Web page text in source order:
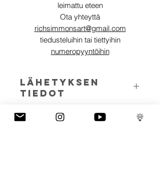
leimattu eteen
Ota yhteyttä
richsimmonsart@gmail.com
tiedusteluihin tai tiettyihin
numeropyyntöihin
LÄHETYKSEN
TIEDOT
Kappaleita voidaan lähettää
maailmanlaajuisesti.
ART INFO